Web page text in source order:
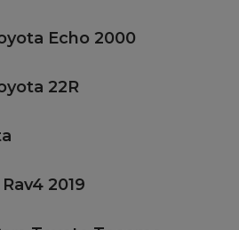
Echo 2000
22R
2019